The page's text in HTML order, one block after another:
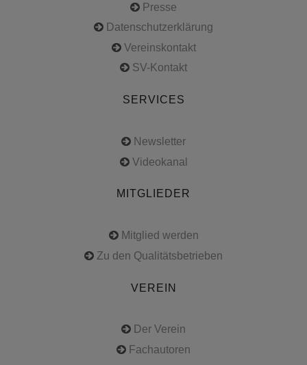
Presse
Datenschutzerklärung
Vereinskontakt
SV-Kontakt
SERVICES
Newsletter
Videokanal
MITGLIEDER
Mitglied werden
Zu den Qualitätsbetrieben
VEREIN
Der Verein
Fachautoren